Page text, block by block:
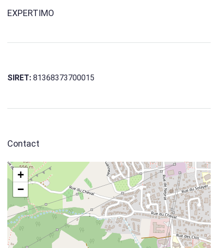
EXPERTIMO
SIRET: 81368373700015
Contact
+
−